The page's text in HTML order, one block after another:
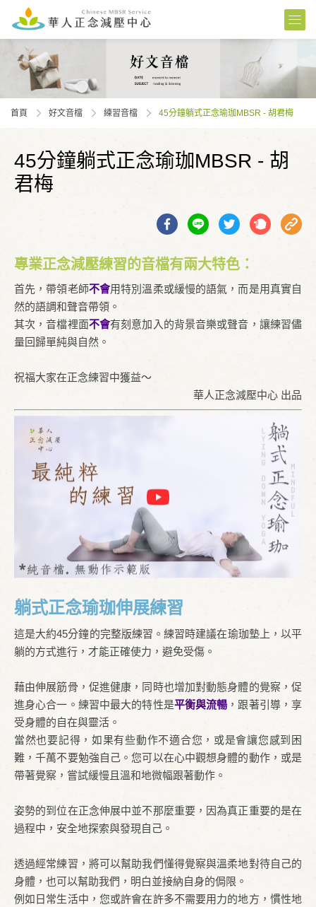
首頁 好文音檔 練習⾳檔 45分鐘躺式正念瑜珈MBSR - 胡君梅
45分鐘躺式正念瑜珈MBSR - 胡
君梅
專業正念減壓練習的音檔有兩大特色：
首先，帶領老師不會用特別溫柔或緩慢的語氣，而是用真實自
然的語調和聲音帶領。
其次，音檔裡面不會有刻意加入的背景音樂或聲音，讓練習儘
量回歸單純與自然。
祝福大家在正念練習中獲益～
華人正念減壓中心 出品
躺式正念瑜珈伸展練習
這是大約45分鐘的完整版練習。練習時建議在瑜珈墊上，以平
躺的方式進行，才能正確使力，避免受傷。
藉由伸展筋骨，促進健康，同時也增加對動態身體的覺察，促
進身心合一。練習中最大的特性是平衡與流暢 ，跟著引導，享
受身體的自在與靈活。
當然也要記得，如果有些動作不適合您，或是會讓您感到困
難，千萬不要勉強自己。您可以在心中觀想身體的動作，或是
帶著覺察，嘗試緩慢且溫和地微幅跟著動作。
姿勢的到位在正念伸展中並不那麼重要，因為真正重要的是在
過程中，安全地探索與發現自己。
透過經常練習，將可以幫助我們懂得覺察與溫柔地對待自己的
身體，也可以幫助我們，明白並接納自身的侷限。
例如日常生活中，您或許會在許多不需要用力的地方，慣性地